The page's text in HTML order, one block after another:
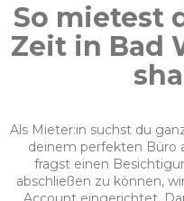
So mietest
Zeit in Bad
Als Mieter:in suchst du
deinem perfekten Büro
fragst einen
abschließen zu können,